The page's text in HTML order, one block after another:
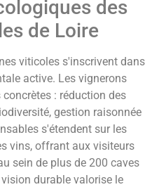
des
de Loire
viticoles s'inscrivent dans
active. Les vignerons
: réduction des
gestion raisonnée
s'étendent sur les
vins, offrant aux visiteurs
sein de plus de 200 caves
durable valorise le